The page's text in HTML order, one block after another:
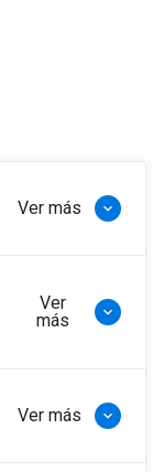
Ver más keyboard_arrow_down
Ver
más
keyboard_arrow_down
Ver más keyboard_arrow_down